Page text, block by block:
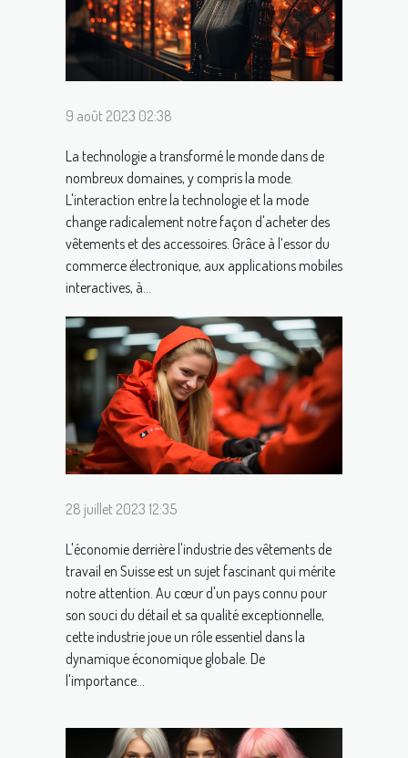
9 août 2023 02:38
La technologie a transformé le monde dans de
nombreux domaines, y compris la mode.
L'interaction entre la technologie et la mode
change radicalement notre façon d'acheter des
vêtements et des accessoires. Grâce à l’essor du
commerce électronique, aux applications mobiles
interactives, à...
28 juillet 2023 12:35
L'économie derrière l'industrie des vêtements de
travail en Suisse est un sujet fascinant qui mérite
notre attention. Au cœur d'un pays connu pour
son souci du détail et sa qualité exceptionnelle,
cette industrie joue un rôle essentiel dans la
dynamique économique globale. De
l'importance...